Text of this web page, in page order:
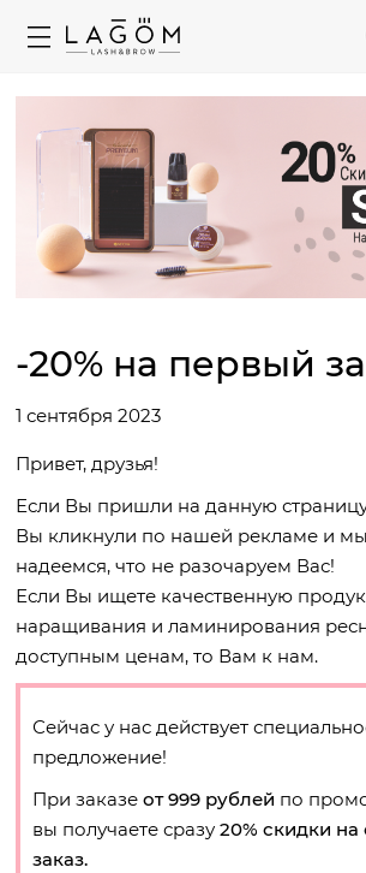
-20% на первый
1 сентября 2023
Привет, друзья!
Если Вы пришли на данную
Вы кликнули по нашей рекламе и
надеемся, что не разочаруем Вас!
Если Вы ищете качественную
наращивания и ламинирования
доступным ценам, то Вам к нам.
Сейчас у нас действует
предложение!
При заказеот 999 рублей по
вы получаете сразу20% скидки
заказ.